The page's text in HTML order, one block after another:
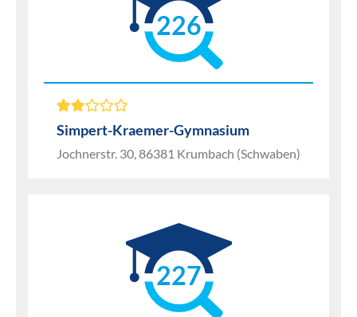
226
Simpert-Kraemer-Gymnasium
Jochnerstr. 30, 86381 Krumbach (Schwaben)
227